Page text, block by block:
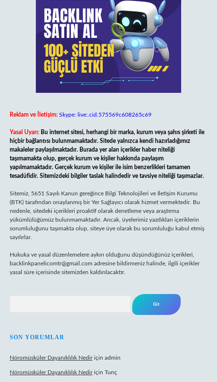
Reklam ve İletişim: Skype: live:.cid.575569c608265c69
Yasal Uyarı: Bu internet sitesi, herhangi bir marka, kurum veya şahıs şirketi ile
hiçbir bağlantısı bulunmamaktadır. Sitede yalnızca kendi hazırladığımız
makaleler paylaşılmaktadır. Burada yer alan içerikler haber niteliği
taşımamakta olup, gerçek kurum ve kişiler hakkında paylaşım
yapılmamaktadır. Gerçek kurum ve kişiler ile isim benzerlikleri tamamen
tesadüfidir. Sitemizdeki bilgiler taslak halindedir ve tavsiye niteliği taşımazlar.
Sitemiz, 5651 Sayılı Kanun gereğince Bilgi Teknolojileri ve İletişim Kurumu
(BTK) tarafından onaylanmış bir Yer Sağlayıcı olarak hizmet vermektedir. Bu
nedenle, sitedeki içerikleri proaktif olarak denetleme veya araştırma
yükümlülüğümüz bulunmamaktadır. Ancak, üyelerimiz yazdıkları içeriklerin
sorumluluğunu taşımakta olup, siteye üye olarak bu sorumluluğu kabul etmiş
sayılırlar.
Hukuka ve yasal düzenlemelere aykırı olduğunu düşündüğünüz içerikleri,
backlinkpanelicomtr@gmail.com adresine bildirmeniz halinde, ilgili içerikler
yasal süre içerisinde sitemizden kaldırılacaktır.
SON YORUMLAR
Nöromüsküler Dayanıklılık Nediriçin admin
Nöromüsküler Dayanıklılık Nediriçin Tunç